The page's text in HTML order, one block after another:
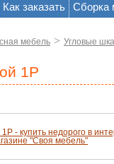
Как заказать Сборка
мебель > Угловые
1Р